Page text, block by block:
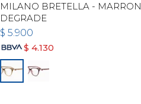
MILANO BRETELLA - MARRON
DEGRADE
$ 5.900
$ 4.130